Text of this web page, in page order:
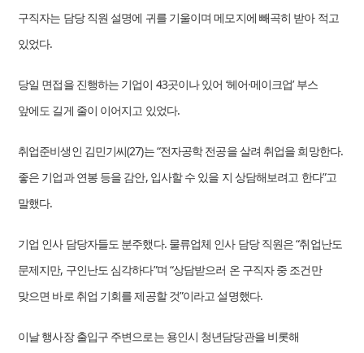
구직자는 담당 직원 설명에 귀를 기울이며 메모지에 빼곡히 받아 적고
있었다.
당일 면접을 진행하는 기업이 43곳이나 있어 ‘헤어·메이크업’ 부스
앞에도 길게 줄이 이어지고 있었다.
취업준비생인 김민기씨(27)는 “전자공학 전공을 살려 취업을 희망한다.
좋은 기업과 연봉 등을 감안, 입사할 수 있을 지 상담해보려고 한다”고
말했다.
기업 인사 담당자들도 분주했다. 물류업체 인사 담당 직원은 “취업난도
문제지만, 구인난도 심각하다”며 “상담받으러 온 구직자 중 조건만
맞으면 바로 취업 기회를 제공할 것”이라고 설명했다.
이날 행사장 출입구 주변으로는 용인시 청년담당관을 비롯해